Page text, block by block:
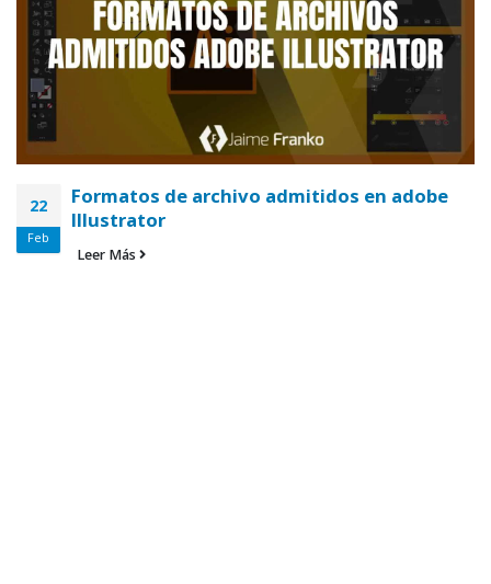
22
Feb
Formatos de archivo admitidos en adobe
Illustrator
Leer Más